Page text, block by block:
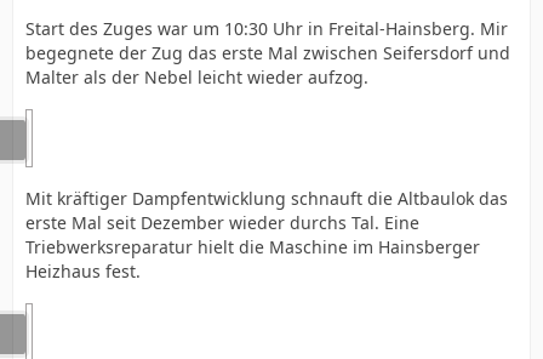
Start des Zuges war um 10:30 Uhr in Freital-Hainsberg. Mir
begegnete der Zug das erste Mal zwischen Seifersdorf und
Malter als der Nebel leicht wieder aufzog.
Mit kräftiger Dampfentwicklung schnauft die Altbaulok das
erste Mal seit Dezember wieder durchs Tal. Eine
Triebwerksreparatur hielt die Maschine im Hainsberger
Heizhaus fest.